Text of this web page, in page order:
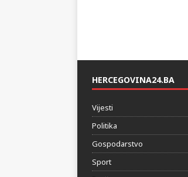
HERCEGOVINA24.BA
Vijesti
Politika
Gospodarstvo
Sport